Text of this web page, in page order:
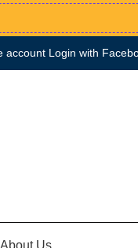
account Login with
About Us